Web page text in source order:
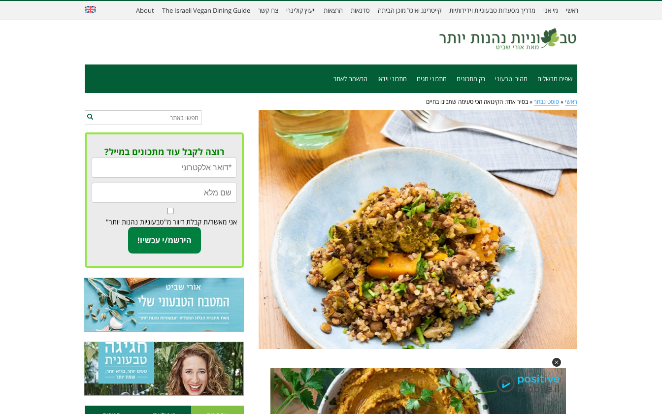
ראשי מי אני מדריך מסעדות טבעוניות וידידותיות קייטרינג ואוכל מוכן הביתה סדנאות הרצאות ייעוץ קולינרי צרו קשר The Israeli Vegan Dining Guide
About
שפים מבשלים מהיר וטבעוני רק מתכונים מתכוני חגים מתכוני וידאו הרשמה לאתר
ראשי » פוסט נבחר »בסיר אחד: הקינואה הכי טעימה שתכינו בחיים
רוצה לקבל עוד מתכונים במייל?
אני מאשר/ת קבלת דיוור מ"טבעוניות נהנות יותר"